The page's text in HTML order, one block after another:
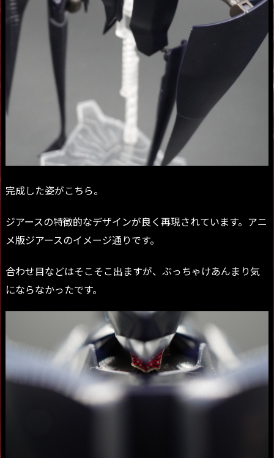
完成した姿がこちら。
ジアースの特徴的なデザインが良く再現されています。アニ
メ版ジアースのイメージ通りです。
合わせ目などはそこそこ出ますが、ぶっちゃけあんまり気
にならなかったです。